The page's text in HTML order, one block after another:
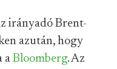
irányadó Brent-
azután, hogy
a Bloomberg. Az